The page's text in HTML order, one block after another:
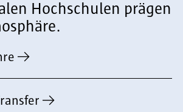
Hochschulen prägen